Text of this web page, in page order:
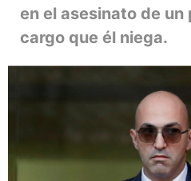
en el asesinato de
cargo que él niega.